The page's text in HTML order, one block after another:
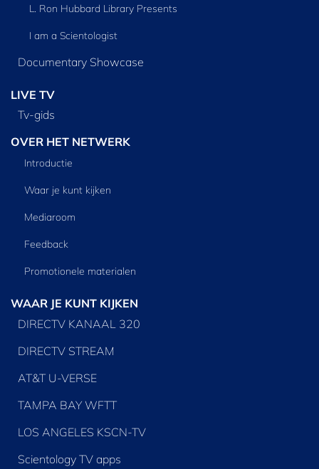
L. Ron Hubbard Library Presents
I am a Scientologist
Documentary Showcase
LIVE TV
Tv‑gids
OVER HET NETWERK
Introductie
Waar je kunt kijken
Mediaroom
Feedback
Promotionele materialen
WAAR JE KUNT KIJKEN
DIRECTV KANAAL 320
DIRECTV STREAM
AT&T U-VERSE
TAMPA BAY WFTT
LOS ANGELES KSCN-TV
Scientology TV apps